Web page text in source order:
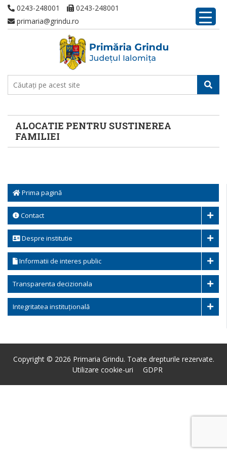
0243-248001
0243-248001
primaria@grindu.ro
ALOCATIE PENTRU SUSTINEREA
FAMILIEI
Prima pagină
Contact
Despre institutie
Informatii de interes public
Transparenta decizionala
Integritatea instituțională
Copyright © 2026 Primaria Grindu. Toate drepturile rezervate.
Utilizare cookie-uri
GDPR